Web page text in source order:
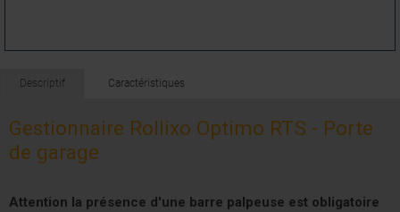
Descriptif Caractéristiques
Gestionnaire Rollixo Optimo RTS - Porte
de garage
Attention la présence d'une barre palpeuse est obligatoire